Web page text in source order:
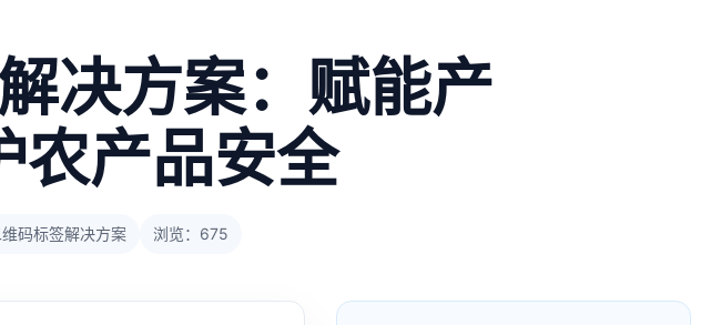
决方案：赋能产
农产品安全
码标签解决方案 浏览：675